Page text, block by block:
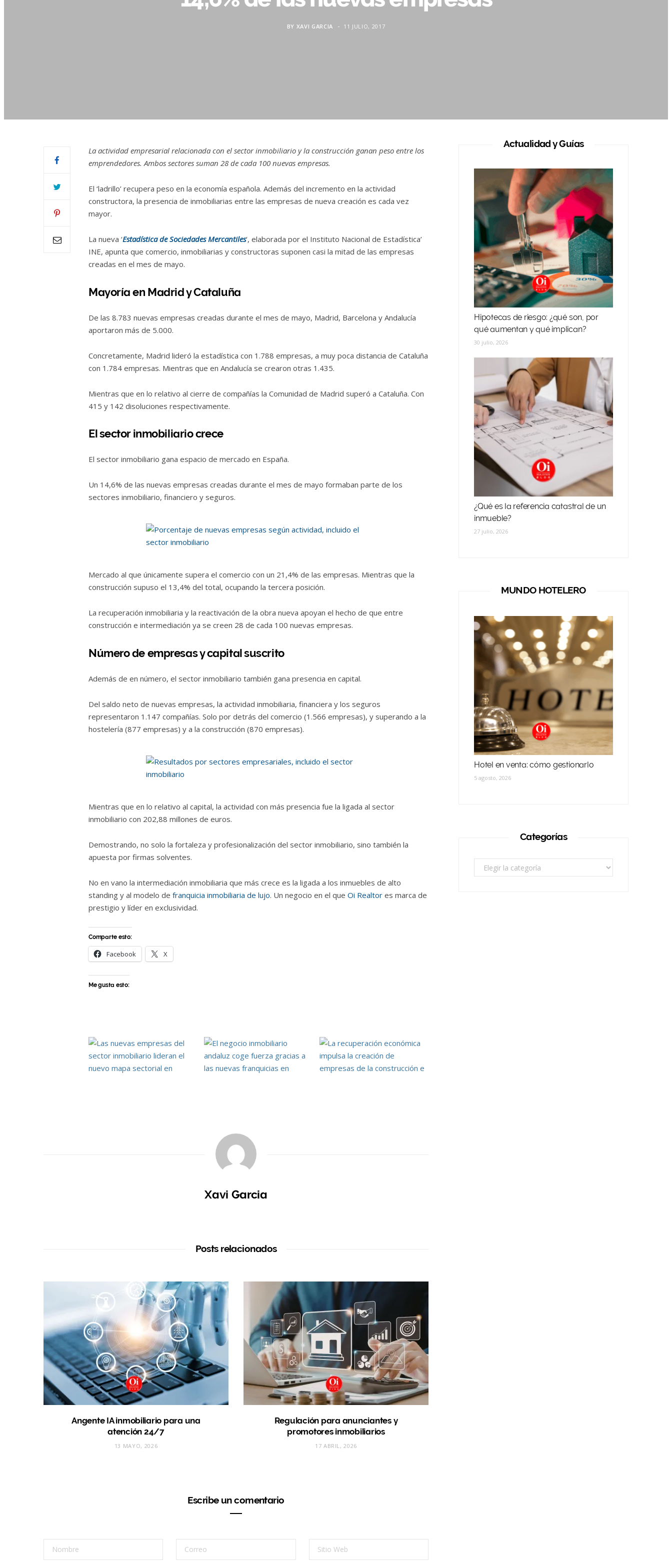
BY XAVI GARCIA 11 JULIO, 2017
La actividad empresarial relacionada con el sector inmobiliario y la construcción ganan peso entre los
emprendedores. Ambos sectores suman 28 de cada 100 nuevas empresas.
El ‘ladrillo’ recupera peso en la economía española. Además del incremento en la actividad
constructora, la presencia de inmobiliarias entre las empresas de nueva creación es cada vez
mayor.
La nueva ‘Estadística de Sociedades Mercantiles‘, elaborada por el Instituto Nacional de Estadística’
INE, apunta que comercio, inmobiliarias y constructoras suponen casi la mitad de las empresas
creadas en el mes de mayo.
Mayoría en Madrid y Cataluña
De las 8.783 nuevas empresas creadas durante el mes de mayo, Madrid, Barcelona y Andalucía
aportaron más de 5.000.
Concretamente, Madrid lideró la estadística con 1.788 empresas, a muy poca distancia de Cataluña
con 1.784 empresas. Mientras que en Andalucía se crearon otras 1.435.
Mientras que en lo relativo al cierre de compañías la Comunidad de Madrid superó a Cataluña. Con
415 y 142 disoluciones respectivamente.
El sector inmobiliario crece
El sector inmobiliario gana espacio de mercado en España.
Un 14,6% de las nuevas empresas creadas durante el mes de mayo formaban parte de los
sectores inmobiliario, financiero y seguros.
Mercado al que únicamente supera el comercio con un 21,4% de las empresas. Mientras que la
construcción supuso el 13,4% del total, ocupando la tercera posición.
La recuperación inmobiliaria y la reactivación de la obra nueva apoyan el hecho de que entre
construcción e intermediación ya se creen 28 de cada 100 nuevas empresas.
Número de empresas y capital suscrito
Además de en número, el sector inmobiliario también gana presencia en capital.
Del saldo neto de nuevas empresas, la actividad inmobiliaria, financiera y los seguros
representaron 1.147 compañías. Solo por detrás del comercio (1.566 empresas), y superando a la
hostelería (877 empresas) y a la construcción (870 empresas).
Mientras que en lo relativo al capital, la actividad con más presencia fue la ligada al sector
inmobiliario con 202,88 millones de euros.
Demostrando, no solo la fortaleza y profesionalización del sector inmobiliario, sino también la
apuesta por firmas solventes.
No en vano la intermediación inmobiliaria que más crece es la ligada a los inmuebles de alto
standing y al modelo de franquicia inmobiliaria de lujo. Un negocio en el que Oi Realtor es marca de
prestigio y líder en exclusividad.
Comparte esto:
Facebook X
Me gusta esto:
En «Noticias Oi Real Estate»
Xavi Garcia
Posts relacionados
Angente IA inmobiliario para una
atención 24/7
13 MAYO, 2026
Regulación para anunciantes y
promotores inmobiliarios
17 ABRIL, 2026
Escribe un comentario
Actualidad y Guías
Hipotecas de riesgo: ¿qué son, por
qué aumentan y qué implican?
30 julio, 2026
¿Qué es la referencia catastral de un
inmueble?
27 julio, 2026
MUNDO HOTELERO
Hotel en venta: cómo gestionarlo
5 agosto, 2026
Categorías
Categorías